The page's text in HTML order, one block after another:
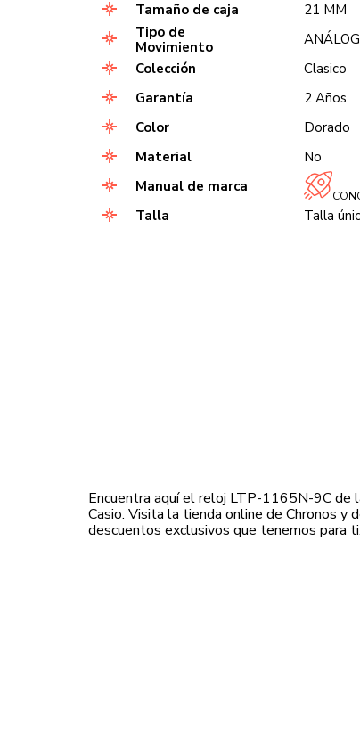
Tamaño de caja
21 MM
Tipo de
Movimiento
Colección
Clasico
Garantía
2 Años
Color
Dorado
Material
No
Manual de marca
Talla Talla
Encuentra aquí el reloj LTP-1165N-9C de
Casio. Visita la tienda online de Chronos y
descuentos exclusivos que tenemos para ti.